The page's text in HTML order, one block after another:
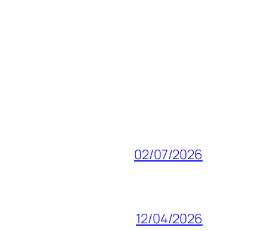
02/07/2026
12/04/2026